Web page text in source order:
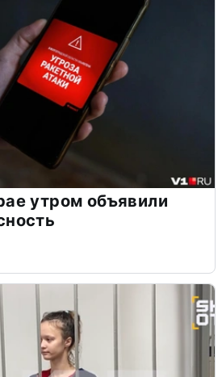
утром объявили